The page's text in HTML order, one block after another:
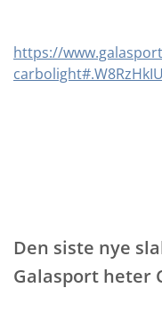
https://
Den siste nye
Galasport heter